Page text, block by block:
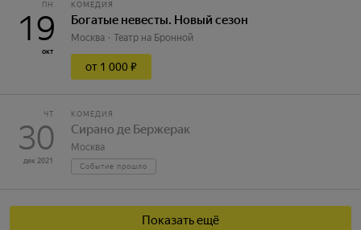
ПН
19
окт
КОМЕДИЯ
Богатые невесты. Новый сезон
Москва Театр на Бронной
от 1 000 ₽
ЧТ
30
дек 2021
КОМЕДИЯ
Сирано де Бержерак
Москва
Событие прошло
Показать ещё